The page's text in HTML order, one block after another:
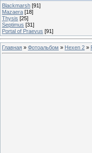
Blackmarsh [91]
Mazaera [18]
Thysis [25]
Septimus [31]
Portal of Praevus [91]
Главная » Фотоальбом » Hexen 2 »